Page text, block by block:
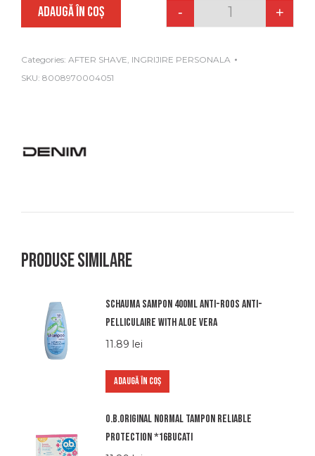
Quantity
- +
ADAUGĂ ÎN COȘ
Categories: AFTER SHAVE INGRIJIRE PERSONALA
SKU: 8008970004051
Produse similare
Schauma sampon 400ml anti-roos anti-
pelliculaire with aloe vera
11.89 lei
ADAUGĂ ÎN COȘ
O.b.original normal tampon reliable
protection *16bucati